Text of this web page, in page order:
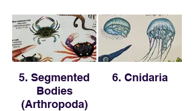
5. Segmented
Bodies
(Arthropoda)
6. Cnidaria